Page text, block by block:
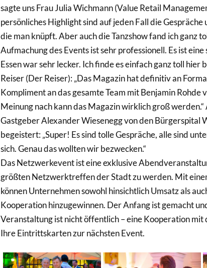
sagte uns Frau Julia Wichmann (Value Retail
persönliches Highlight sind auf jeden Fall die
die man knüpft. Aber auch die Tanzshow fand ich ganz
Aufmachung des Events ist sehr professionell. Es ist eine
Essen war sehr lecker. Ich finde es einfach ganz toll hier
Reiser (Der Reiser): „Das Magazin hat definitiv an
Kompliment an das gesamte Team mit Benjamin Rohde
Meinung nach kann das Magazin wirklich groß
Gastgeber Alexander Wiesenegg von den Bürgerspital
begeistert: „Super! Es sind tolle Gespräche, alle sind
sich. Genau das wollten wir bezwecken.“
Das Netzwerkevent ist eine exklusive
größten Netzwerktreffen der Stadt zu werden. Mit
können Unternehmen sowohl hinsichtlich Umsatz als
Kooperation hinzugewinnen. Der Anfang ist gemacht
Veranstaltung ist nicht öffentlich – eine Kooperation mit
Ihre Eintrittskarten zur nächsten Event.